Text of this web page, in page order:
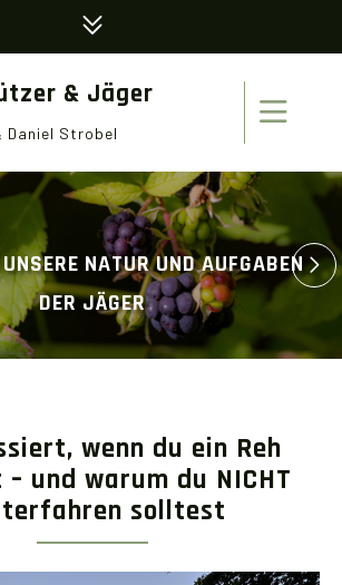
& Jäger
Daniel Strobel
NATUR UND AUFGABEN
DER JÄGER
wenn du ein Reh
und warum du NICHT
solltest